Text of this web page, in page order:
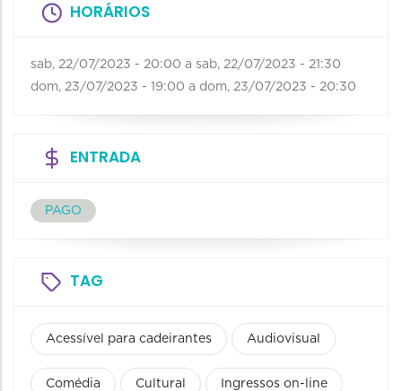
HORÁRIOS
sab, 22/07/2023 - 20:00 a sab, 22/07/2023 - 21:30
dom, 23/07/2023 - 19:00 a dom, 23/07/2023 - 20:30
ENTRADA
PAGO
TAG
Acessível para cadeirantes Audiovisual
Comédia Cultural Ingressos on-line